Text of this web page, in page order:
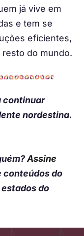
já vive em
e tem se
eficientes,
resto do mundo.
continuar
nordestina.
Assine
conteúdos do
do